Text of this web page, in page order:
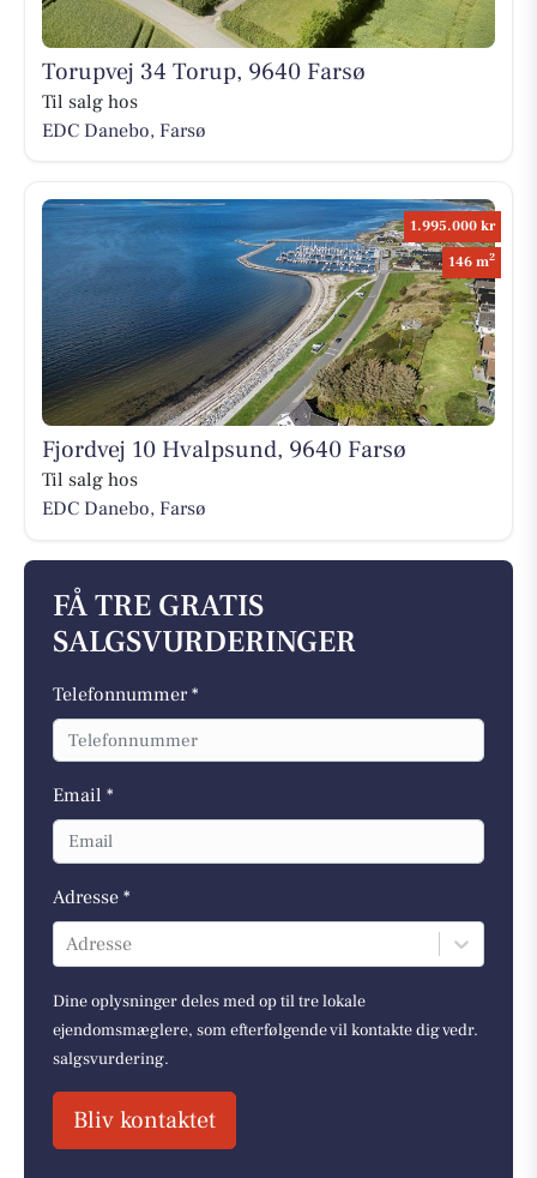
Torupvej 34 Torup, 9640 Farsø
Til salg hos
EDC Danebo, Farsø
1.995.000 kr
146 m2
Fjordvej 10 Hvalpsund, 9640 Farsø
Til salg hos
EDC Danebo, Farsø
FÅ TRE GRATIS
SALGSVURDERINGER
Telefonnummer *
Email *
Adresse *
Adresse
Dine oplysninger deles med op til tre lokale
ejendomsmæglere, som efterfølgende vil kontakte dig vedr.
salgsvurdering.
Bliv kontaktet